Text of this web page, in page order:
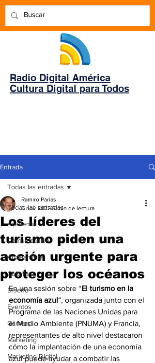
Radio Digital América
Cultura Digital para Todos
Entrada
Todas las entradas
Academia
Comunicación
AndeanWire
Cultura
Diseño
Eventos
Gamers
Marketing
Marketing Digital
Todas las entradas
Los líderes del
turismo piden una
acción urgente para
proteger los océanos
Ramiro Parias
6 nov 2022 3 min de lectura
En una sesión sobre “El turismo en la
economía azul“, organizada junto con el
Programa de las Naciones Unidas para
el Medio Ambiente (PNUMA) y Francia,
representantes de alto nivel destacaron
cómo la implantación de una economía
azul puede ayudar a combatir las